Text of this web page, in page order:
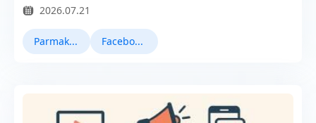
2026.07.21
Parmak İzi Tarayıcı Facebook Pazarlama